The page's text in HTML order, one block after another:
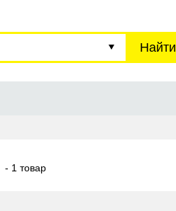
Найти
- 1 товар